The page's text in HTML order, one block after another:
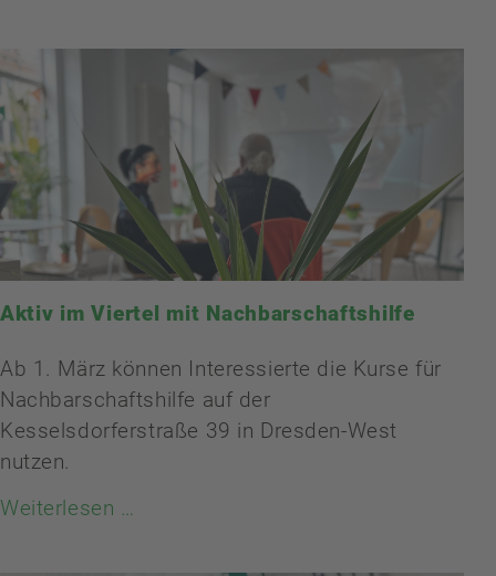
Aktiv im Viertel mit Nachbarschaftshilfe
Ab 1. März können Interessierte die Kurse für
Nachbarschaftshilfe auf der
Kesselsdorferstraße 39 in Dresden-West
nutzen.
Weiterlesen …